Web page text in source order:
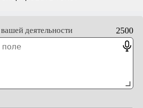
деятельности 2500